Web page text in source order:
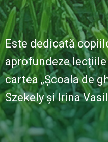
Este dedicată
aprofundeze
cartea „Școala de
Szekely și Irina